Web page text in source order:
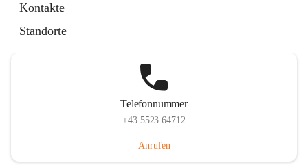
Kontakte
Standorte
Telefonnummer
+43 5523 64712
Anrufen